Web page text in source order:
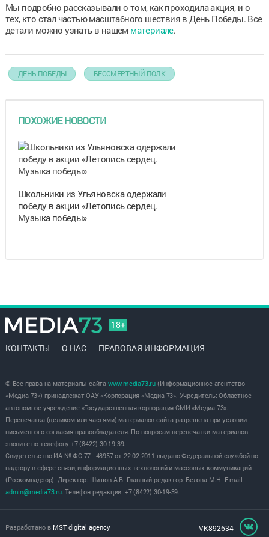
Мы подробно рассказывали о том, как проходила акция, и о
тех, кто стал частью масштабного шествия в День Победы. Все
детали можно узнать в нашем материале.
ДЕНЬ ПОБЕДЫ БЕССМЕРТНЫЙ ПОЛК
ПОХОЖИЕ НОВОСТИ
Школьники из Ульяновска одержали
победу в акции «Летопись сердец.
Музыка победы»
18+
КОНТАКТЫ О НАС ПРАВОВАЯ ИНФОРМАЦИЯ
© Все права на материалы сайта www.media73.ru(Информационное агентство
«Медиа 73») принадлежат ОАУ «Корпорация «Медиа 73». Учредитель: Областное
автономное учреждение «Государственная корпорация СМИ «Медиа 73».
Перепечатка (целиком или частями) материалов сайта разрешена при условии
письменного согласия правообладателя. По вопросам перепечатки материалов
звоните по телефону +7 (8422) 30-19-39.
Свидетельство ИА № ФС 77 - 43957 от 22.02.2011 выдано Федеральной службой по
надзору в сфере связи, информационных технологий и массовых коммуникаций
(Роскомнадзор). Директор: Шишов А.В. Главный редактор: Белова М.Н. E-mail:
admin@media73.ru. Телефон редакции: +7 (8422) 30-19-39.
Разработано в MST digital agency VK892634